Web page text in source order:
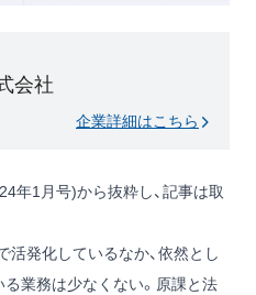
会社
企業詳細はこちら
年1月号)から抜粋し、記事は取
発化しているなか、依然とし
業務は少なくない。原課と法